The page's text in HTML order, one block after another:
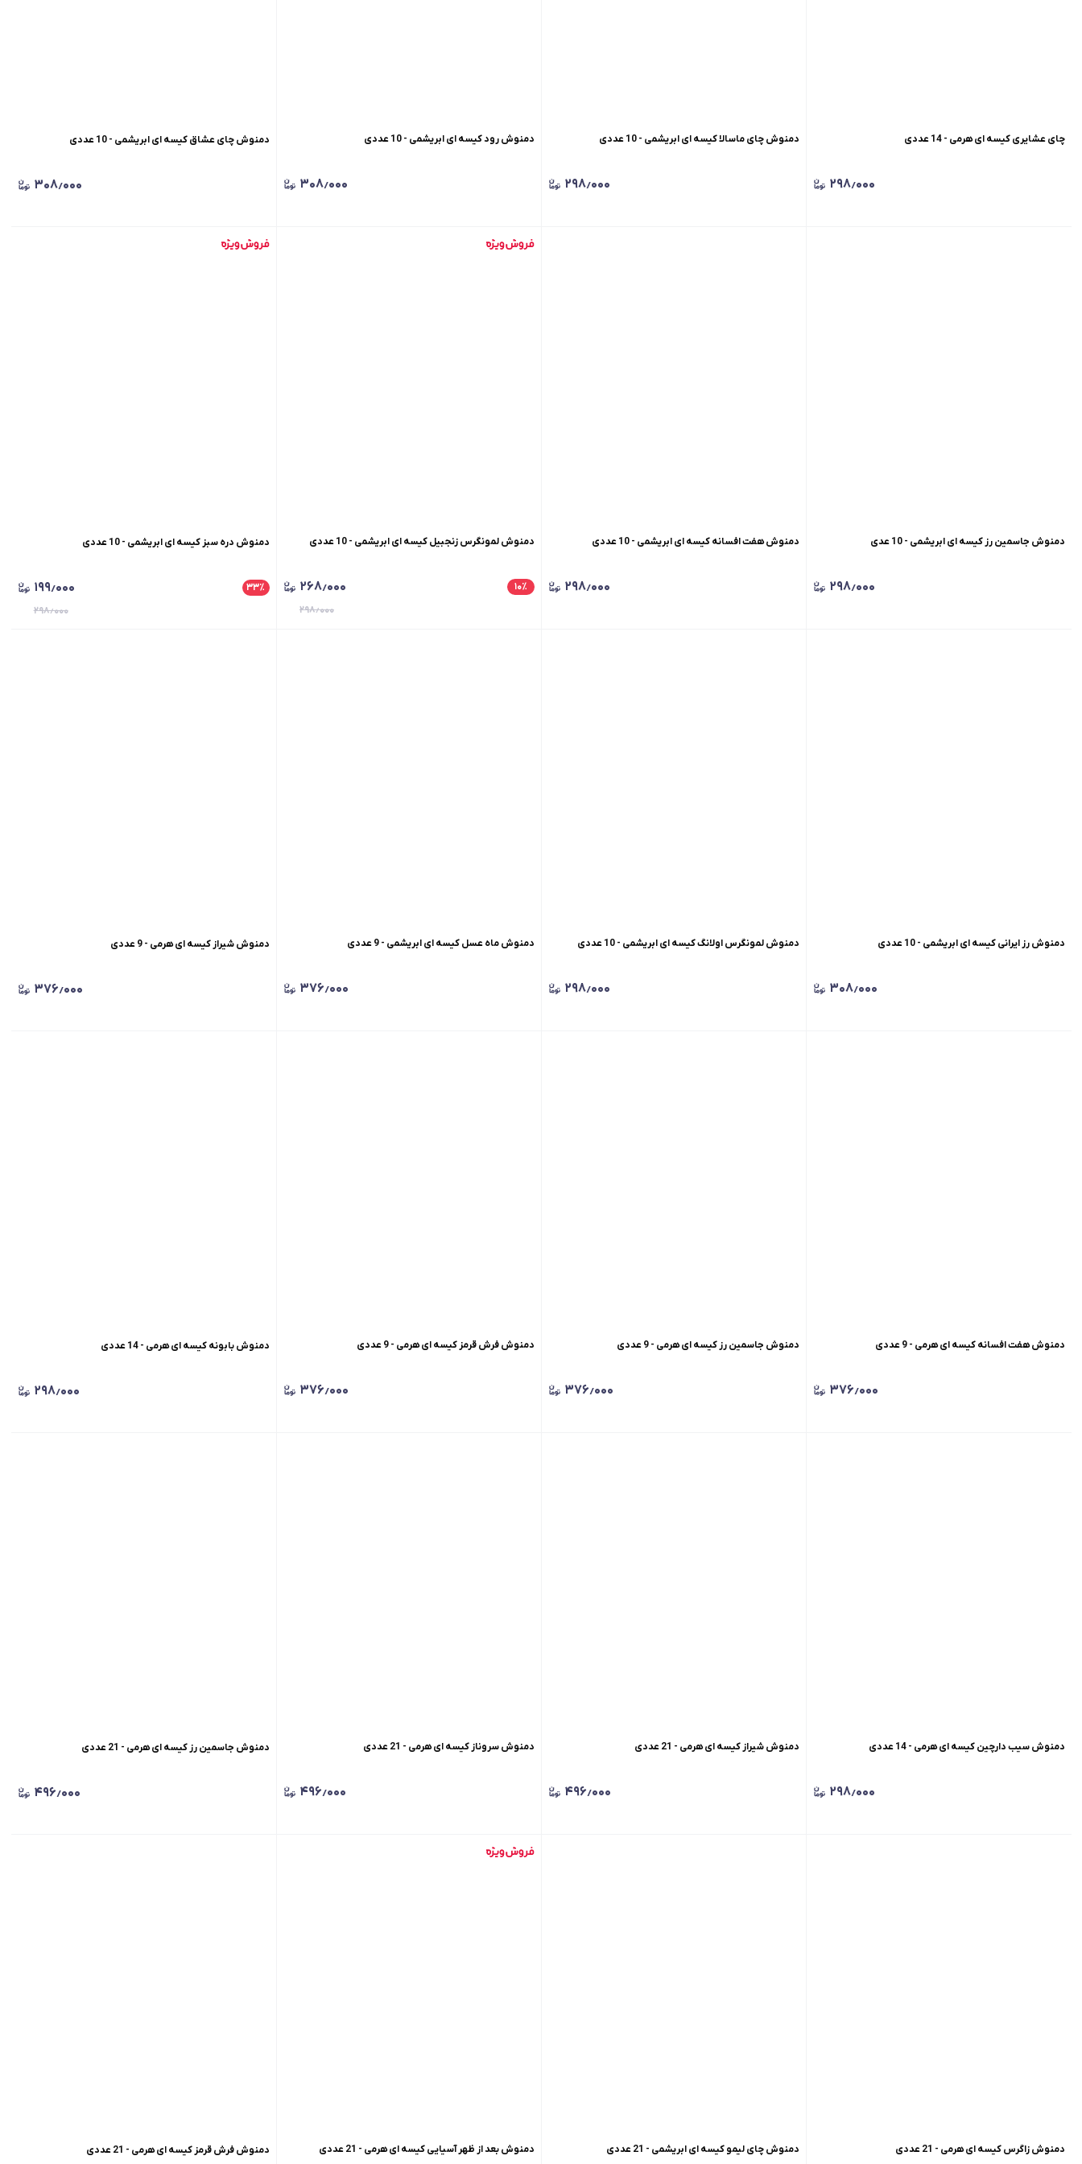
چای عشایری کیسه ای هرمی - 14 عددی
۲۹۸٫۰۰۰
دمنوش چای ماسالا کیسه ای ابریشمی - 10 عددی
۲۹۸٫۰۰۰
دمنوش رود کیسه ای ابریشمی - 10 عددی
۳۰۸٫۰۰۰
دمنوش چای عشاق کیسه ای ابریشمی - 10 عددی
۳۰۸٫۰۰۰
دمنوش جاسمین رز کیسه ای ابریشمی - 10 عدی
۲۹۸٫۰۰۰
دمنوش هفت افسانه کیسه ای ابریشمی - 10 عددی
۲۹۸٫۰۰۰
دمنوش لمونگرس زنجبیل کیسه ای ابریشمی - 10 عددی
۱۰٪ ۲۶۸٫۰۰۰
۲۹۸٫۰۰۰
دمنوش دره سبز کیسه ای ابریشمی - 10 عددی
۳۳٪ ۱۹۹٫۰۰۰
۲۹۸٫۰۰۰
دمنوش رز ایرانی کیسه ای ابریشمی - 10 عددی
۳۰۸٫۰۰۰
دمنوش لمونگرس اولانگ کیسه ای ابریشمی - 10 عددی
۲۹۸٫۰۰۰
دمنوش ماه عسل کیسه ای ابریشمی - 9 عددی
۳۷۶٫۰۰۰
دمنوش شیراز کیسه ای هرمی - 9 عددی
۳۷۶٫۰۰۰
دمنوش هفت افسانه کیسه ای هرمی - 9 عددی
۳۷۶٫۰۰۰
دمنوش جاسمین رز کیسه ای هرمی - 9 عددی
۳۷۶٫۰۰۰
دمنوش فرش قرمز کیسه ای هرمی - 9 عددی
۳۷۶٫۰۰۰
دمنوش بابونه کیسه ای هرمی - 14 عددی
۲۹۸٫۰۰۰
دمنوش سیب دارچین کیسه ای هرمی - 14 عددی
۲۹۸٫۰۰۰
دمنوش شیراز کیسه ای هرمی - 21 عددی
۴۹۶٫۰۰۰
دمنوش سروناز کیسه ای هرمی - 21 عددی
۴۹۶٫۰۰۰
دمنوش جاسمین رز کیسه ای هرمی - 21 عددی
۴۹۶٫۰۰۰
دمنوش زاگرس کیسه ای هرمی - 21 عددی دمنوش چای لیمو کیسه ای ابریشمی - 21 عددی دمنوش بعد از ظهر آسیایی کیسه ای هرمی - 21 عددی دمنوش فرش قرمز کیسه ای هرمی - 21 عددی